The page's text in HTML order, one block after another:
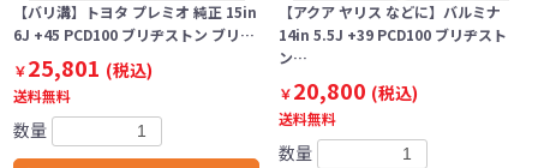
【バリ溝】トヨタ プレミオ 純正 15in
6J +45 PCD100 ブリヂストン ブリ…
￥25,801 (税込)
送料無料
数量
【アクア ヤリス などに】バルミナ
14in 5.5J +39 PCD100 ブリヂスト
ン…
￥20,800 (税込)
送料無料
数量